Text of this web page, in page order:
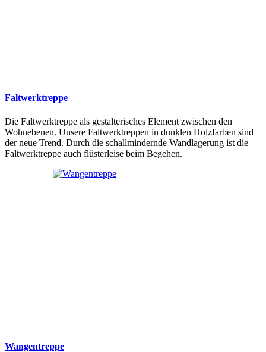
Faltwerktreppe
Die Faltwerktreppe als gestalterisches Element zwischen den
Wohnebenen. Unsere Faltwerktreppen in dunklen Holzfarben sind
der neue Trend. Durch die schallmindernde Wandlagerung ist die
Faltwerktreppe auch flüsterleise beim Begehen.
Wangentreppe